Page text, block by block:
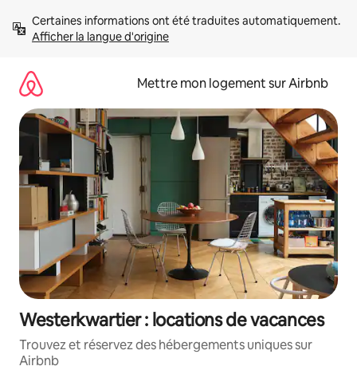
directement
Afficher la langue d'origine
Mettre mon logement sur Airbnb
Westerkwartier : locations de vacances
Trouvez et réservez des hébergements uniques sur
Airbnb